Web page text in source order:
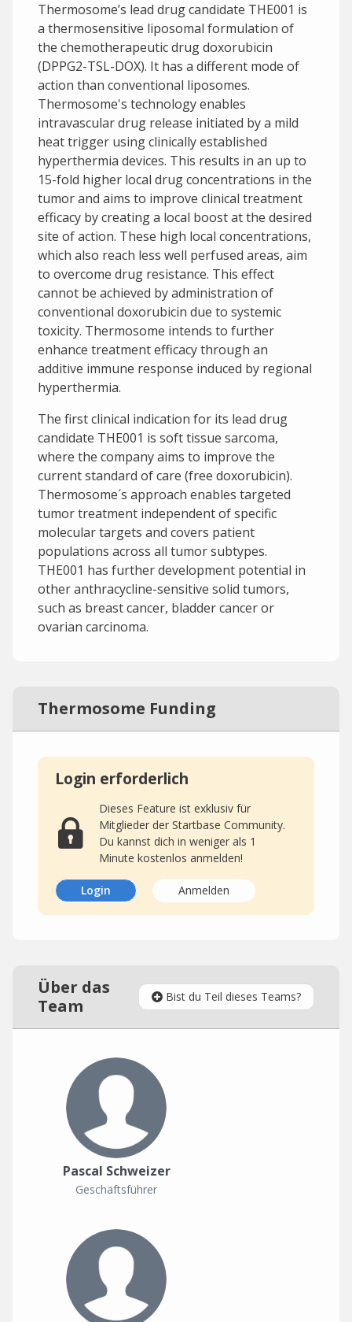
Thermosome’s lead drug candidate THE001 is
a thermosensitive liposomal formulation of
the chemotherapeutic drug doxorubicin
(DPPG2-TSL-DOX). It has a different mode of
action than conventional liposomes.
Thermosome's technology enables
intravascular drug release initiated by a mild
heat trigger using clinically established
hyperthermia devices. This results in an up to
15-fold higher local drug concentrations in the
tumor and aims to improve clinical treatment
efficacy by creating a local boost at the desired
site of action. These high local concentrations,
which also reach less well perfused areas, aim
to overcome drug resistance. This effect
cannot be achieved by administration of
conventional doxorubicin due to systemic
toxicity. Thermosome intends to further
enhance treatment efficacy through an
additive immune response induced by regional
hyperthermia.
The first clinical indication for its lead drug
candidate THE001 is soft tissue sarcoma,
where the company aims to improve the
current standard of care (free doxorubicin).
Thermosome´s approach enables targeted
tumor treatment independent of specific
molecular targets and covers patient
populations across all tumor subtypes.
THE001 has further development potential in
other anthracycline-sensitive solid tumors,
such as breast cancer, bladder cancer or
ovarian carcinoma.
Thermosome Funding
Login erforderlich
Dieses Feature ist exklusiv für
Mitglieder der Startbase Community.
Du kannst dich in weniger als 1
Minute kostenlos anmelden!
Login Anmelden
Über das
Team
Bist du Teil dieses Teams?
Pascal Schweizer
Geschäftsführer